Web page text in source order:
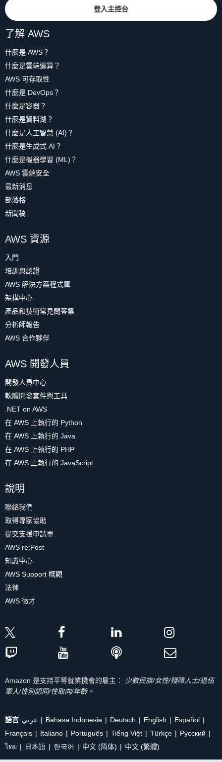
登入主控台
了解 AWS
什麼是 AWS？
什麼是雲端運算？
AWS 可存取性
什麼是 DevOps？
什麼是容器？
什麼是資料湖？
什麼是人工智慧 (AI)？
什麼是生成式 AI？
什麼是機器學習 (ML)？
AWS 雲端安全
最新消息
部落格
新聞稿
AWS 資源
入門
培訓與認證
AWS 解決方案程式庫
架構中心
產品和技術常見問答集
分析師報告
AWS 合作夥伴
AWS 開發人員
開發人員中心
軟體開發套件與工具
.NET on AWS
在 AWS 上執行的 Python
在 AWS 上執行的 Java
在 AWS 上執行的 PHP
在 AWS 上執行的 JavaScript
說明
聯絡我們
取得專家協助
提交支援申請單
AWS re:Post
知識中心
AWS Support 概觀
法律
AWS 徵才
Amazon 是支持平等就業機會的雇主：
少數民族/女性/殘障人士/退伍
軍人/性別認同/性取向/年齡。
語言 عربي Bahasa Indonesia Deutsch English
Español
Français
Italiano Português Tiếng Việt Türkçe
Ρусский
ไทย
日本語 한국어 中文 (简体) 中文 (繁體)